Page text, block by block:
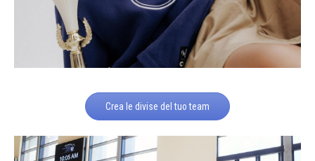
Crea le divise del tuo team